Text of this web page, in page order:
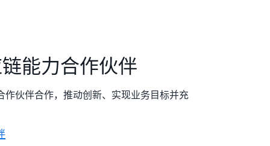
能力合作伙伴
作伙伴合作，推动创新、实现业务目标并充